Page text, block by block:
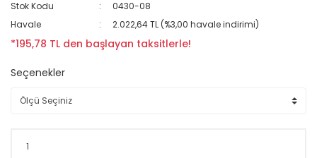
Stok Kodu
0430-08
Havale
2.022,64 TL (%3,00 havale indirimi)
*195,78 TL den başlayan taksitlerle!
Seçenekler